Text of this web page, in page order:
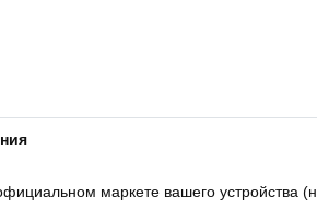
маркете вашего устройства